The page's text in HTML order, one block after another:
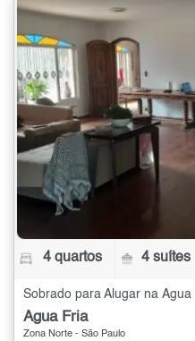
4 quartos 4 suítes
Sobrado para Alugar na
Água Fria
Zona Norte - São Paulo